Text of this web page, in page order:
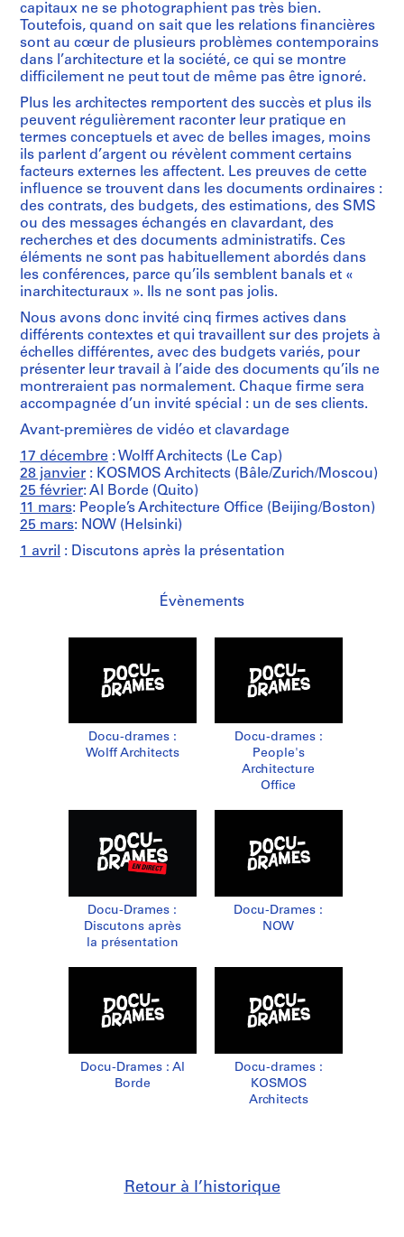
capitaux ne se photographient pas très bien.
Toutefois, quand on sait que les relations financières
sont au cœur de plusieurs problèmes contemporains
dans l’architecture et la société, ce qui se montre
difficilement ne peut tout de même pas être ignoré.
Plus les architectes remportent des succès et plus ils
peuvent régulièrement raconter leur pratique en
termes conceptuels et avec de belles images, moins
ils parlent d’argent ou révèlent comment certains
facteurs externes les affectent. Les preuves de cette
influence se trouvent dans les documents ordinaires :
des contrats, des budgets, des estimations, des SMS
ou des messages échangés en clavardant, des
recherches et des documents administratifs. Ces
éléments ne sont pas habituellement abordés dans
les conférences, parce qu’ils semblent banals et «
inarchitecturaux ». Ils ne sont pas jolis.
Nous avons donc invité cinq firmes actives dans
différents contextes et qui travaillent sur des projets à
échelles différentes, avec des budgets variés, pour
présenter leur travail à l’aide des documents qu’ils ne
montreraient pas normalement. Chaque firme sera
accompagnée d’un invité spécial : un de ses clients.
Avant-premières de vidéo et clavardage
17 décembre : Wolff Architects (Le Cap)
28 janvier : KOSMOS Architects (Bâle/Zurich/Moscou)
25 février: Al Borde (Quito)
11 mars: People’s Architecture Office (Beijing/Boston)
25 mars: NOW (Helsinki)
1 avril
: Discutons après la présentation
Évènements
Docu-drames :
Wolff Architects
Docu-drames :
People's
Architecture
Office
Docu-Drames :
Discutons après
la présentation
Docu-Drames :
NOW
Docu-Drames : Al
Borde
Docu-drames :
KOSMOS
Architects
Retour à l’historique